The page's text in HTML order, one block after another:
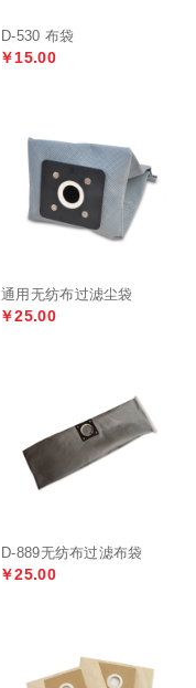
D-530 布袋
￥15.00
通用无纺布过滤尘袋
￥25.00
D-889无纺布过滤布袋
￥25.00